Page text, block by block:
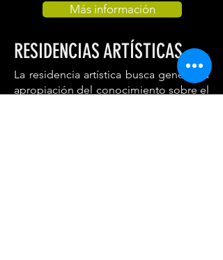
Más información
RESIDENCIAS ARTÍSTICAS
La residencia artística busca generar la
apropiación del conocimiento sobre el